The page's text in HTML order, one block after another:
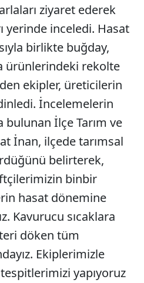
ziyaret ederek
yerinde inceledi. Hasat
birlikte buğday,
ürünlerindeki rekolte
ekipler, üreticilerin
İncelemelerin
bulunan İlçe Tarım ve
İnan, ilçede tarımsal
belirterek,
binbir
hasat dönemine
Kavurucu sıcaklara
döken tüm
Ekiplerimizle
yapıyoruz